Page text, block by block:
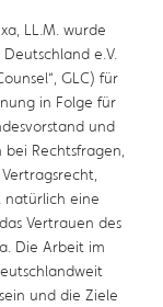
LL.M. wurde
e.V.
GLC) für
in Folge für
und
Rechtsfragen,
natürlich eine
Vertrauen des
Die Arbeit im
und die Ziele